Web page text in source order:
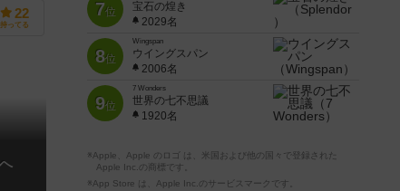
22
持ってる
7位
宝石の煌き
2029名
8位
Wingspan
ウイングスパン
2006名
9位
7 Wonders
世界の七不思議
1920名
※Apple、Apple のロゴ は、米国および他の国々で登録された
Apple Inc.の商標です。
※App Store は、Apple Inc.のサービスマークです。